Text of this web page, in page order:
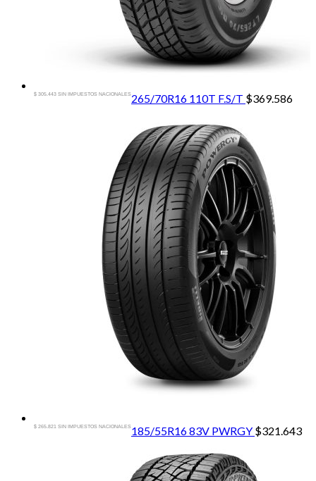
265/70R16 110T F.S/T $369.586
$ 305.443 SIN IMPUESTOS NACIONALES
185/55R16 83V PWRGY $321.643
$ 265.821 SIN IMPUESTOS NACIONALES